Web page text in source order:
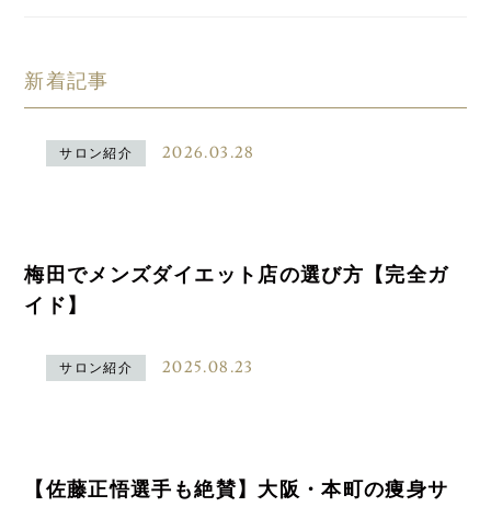
新着記事
サロン紹介 2026.03.28
梅田でメンズダイエット店の選び方【完全ガ
イド】
サロン紹介 2025.08.23
【佐藤正悟選手も絶賛】大阪・本町の痩身サ